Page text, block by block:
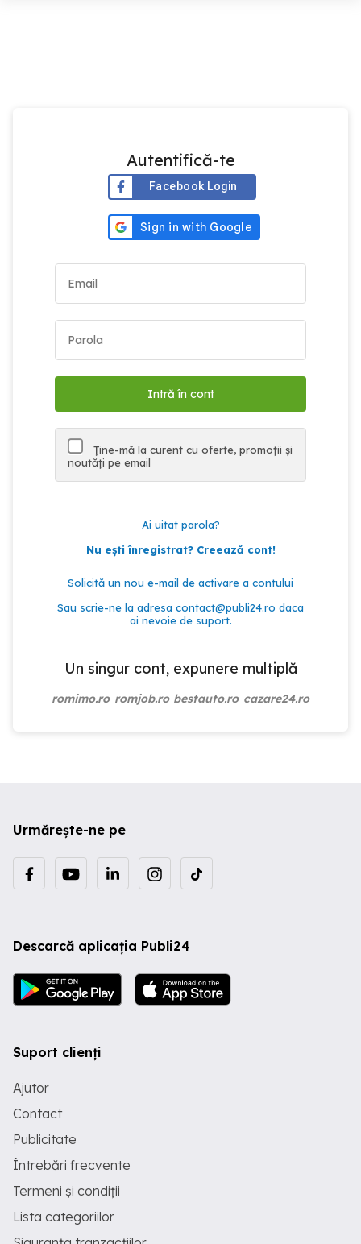
Autentifică-te
Facebook Login
Ține-mă la curent cu oferte, promoții și
noutăți pe email
Ai uitat parola?
Nu ești înregistrat? Creează cont!
Solicită un nou e-mail de activare a contului
Sau scrie-ne la adresa contact@publi24.ro daca
ai nevoie de suport.
Un singur cont, expunere multiplă
romimo.ro romjob.ro bestauto.ro cazare24.ro
Urmărește-ne pe
Descarcă aplicația Publi24
Suport clienți
Ajutor
Contact
Publicitate
Întrebări frecvente
Termeni și condiții
Lista categoriilor